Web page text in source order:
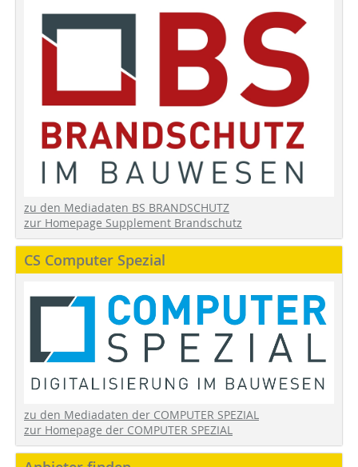
zu den Mediadaten BS BRANDSCHUTZ
zur Homepage Supplement Brandschutz
CS Computer Spezial
zu den Mediadaten der COMPUTER SPEZIAL
zur Homepage der COMPUTER SPEZIAL